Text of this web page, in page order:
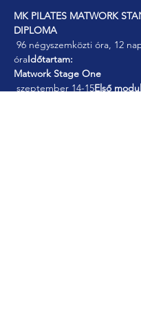
MK PILATES MATWORK
DIPLOMA
óraIdőtartam:
Matwork Stage One
szeptember 14-15Első modul